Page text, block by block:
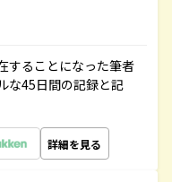
することになった筆者
な45日間の記録と記
詳細を見る